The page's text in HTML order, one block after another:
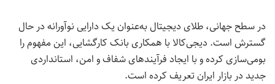
در سطح جهانی، طلای دیجیتال به‌عنوان یک دارایی نوآورانه در حال
گسترش است. دیجی‌کالا با همکاری بانک کارگشایی، این مفهوم را
بومی‌سازی کرده و با ایجاد فرآیندهای شفاف و امن، استانداردی
جدید در بازار ایران تعریف کرده است.